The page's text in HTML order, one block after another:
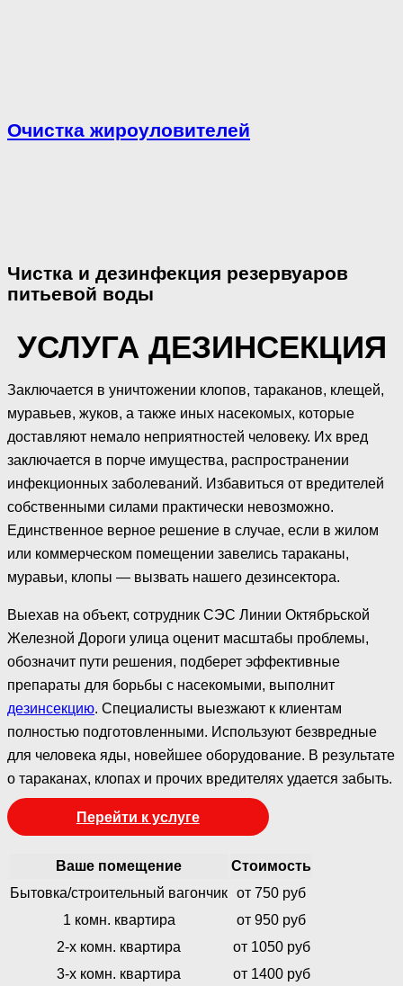
Очистка жироуловителей
Чистка и дезинфекция резервуаров
питьевой воды
УСЛУГА ДЕЗИНСЕКЦИЯ
Заключается в уничтожении клопов, тараканов, клещей,
муравьев, жуков, а также иных насекомых, которые
доставляют немало неприятностей человеку. Их вред
заключается в порче имущества, распространении
инфекционных заболеваний. Избавиться от вредителей
собственными силами практически невозможно.
Единственное верное решение в случае, если в жилом
или коммерческом помещении завелись тараканы,
муравьи, клопы — вызвать нашего дезинсектора.
Выехав на объект, сотрудник СЭС Линии Октябрьской
Железной Дороги улица оценит масштабы проблемы,
обозначит пути решения, подберет эффективные
препараты для борьбы с насекомыми, выполнит
дезинсекцию. Специалисты выезжают к клиентам
полностью подготовленными. Используют безвредные
для человека яды, новейшее оборудование. В результате
о тараканах, клопах и прочих вредителях удается забыть.
Перейти к услуге
Ваше помещение
Стоимость
Бытовка/строительный вагончик от 750 руб
1 комн. квартира
от 950 руб
2-х комн. квартира
от 1050 руб
3-х комн. квартира
от 1400 руб